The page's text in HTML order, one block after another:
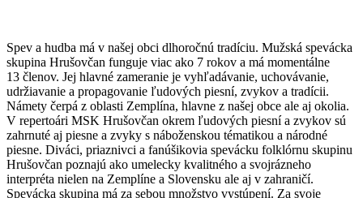
Spev a hudba má v našej obci dlhoročnú tradíciu. Mužská spevácka
skupina Hrušovčan funguje viac ako 7 rokov a má momentálne
13 členov. Jej hlavné zameranie je vyhľadávanie, uchovávanie,
udržiavanie a propagovanie ľudových piesní, zvykov a tradícii.
Námety čerpá z oblasti Zemplína, hlavne z našej obce ale aj okolia.
V repertoári MSK Hrušovčan okrem ľudových piesní a zvykov sú
zahrnuté aj piesne a zvyky s náboženskou tématikou a národné
piesne. Diváci, priaznivci a fanúšikovia spevácku folklórnu skupinu
Hrušovčan poznajú ako umelecky kvalitného a svojrázneho
interpréta nielen na Zemplíne a Slovensku ale aj v zahraničí.
Spevácka skupina má za sebou množstvo vystúpení. Za svoje